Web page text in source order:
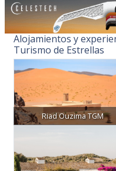
Alojamientos y
Turismo de Estrellas
Riad Ouzima TGM